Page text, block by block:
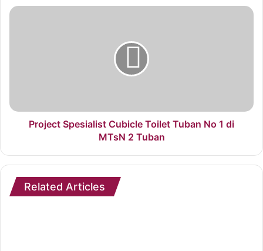
Project Spesialist Cubicle Toilet Tuban No 1 di
MTsN 2 Tuban
Related Articles